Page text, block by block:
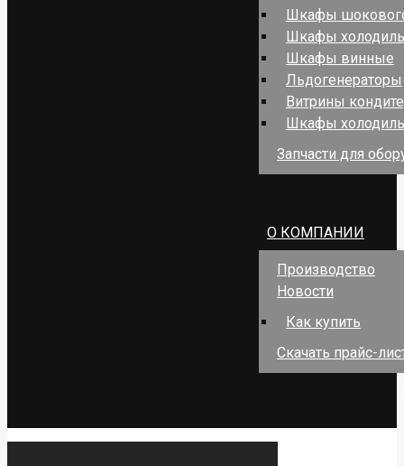
Шкафы
Шкафы
Шкафы винные
Льдогенераторы
Витрины
Шкафы
Запчасти для
О КОМПАНИИ
Производство
Новости
Как купить
Скачать прайс-